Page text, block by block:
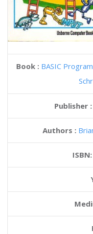
Book : BASIC
Publisher :
Authors :
ISBN: